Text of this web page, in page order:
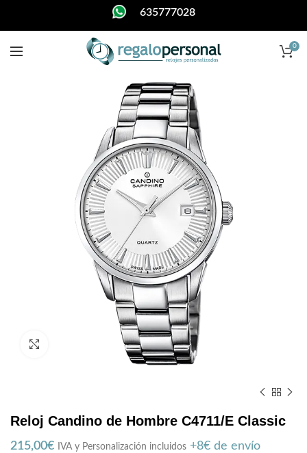
635777028
0
Reloj Candino de Hombre C4711/E Classic
215,00€ IVA y Personalización incluidos +8€ de envío